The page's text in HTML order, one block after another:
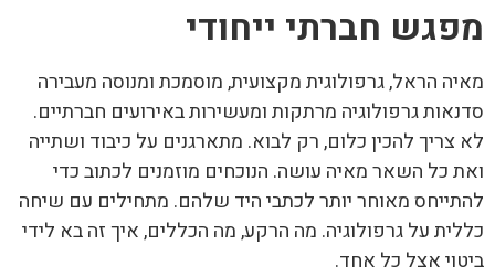
מפגש חברתי ייחודי
מאיה הראל, גרפולוגית מקצועית, מוסמכת ומנוסה מעבירה
סדנאות גרפולוגיה מרתקות ומעשירות באירועים חברתיים.
לא צריך להכין כלום, רק לבוא. מתארגנים על כיבוד ושתייה
ואת כל השאר מאיה עושה. הנוכחים מוזמנים לכתוב כדי
להתייחס מאוחר יותר לכתבי היד שלהם. מתחילים עם שיחה
כללית על גרפולוגיה. מה הרקע, מה הכללים, איך זה בא לידי
ביטוי אצל כל אחד.